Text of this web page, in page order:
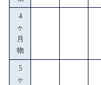
4
ヶ
月
物
5
ヶ